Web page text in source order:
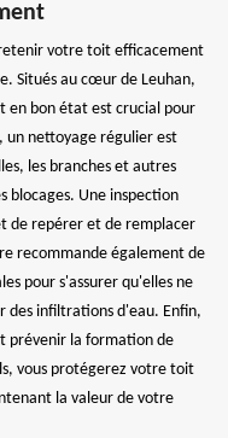
votre toit efficacement
Situés au cœur de Leuhan,
en bon état est crucial pour
un nettoyage régulier est
les branches et autres
blocages. Une inspection
de repérer et de remplacer
recommande également de
pour s'assurer qu'elles ne
des infiltrations d'eau. Enfin,
prévenir la formation de
vous protégerez votre toit
la valeur de votre